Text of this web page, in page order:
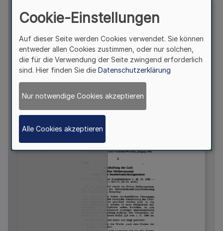
Cookie-Einstellungen
Auf dieser Seite werden Cookies verwendet. Sie können
entweder allen Cookies zustimmen, oder nur solchen,
die für die Verwendung der Seite zwingend erforderlich
sind. Hier finden Sie die Datenschutzerklärung
Nur notwendige Cookies akzeptieren
Alle Cookies akzeptieren